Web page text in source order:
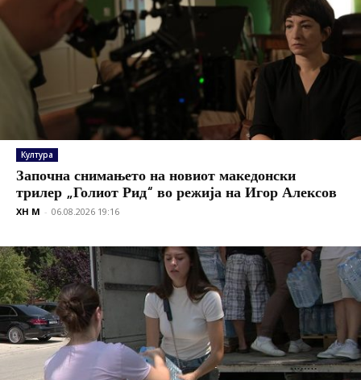
Култура
Започна снимањето на новиот македонски
трилер „Голиот Рид“ во режија на Игор Алексов
XH M - 06.08.2026 19:16